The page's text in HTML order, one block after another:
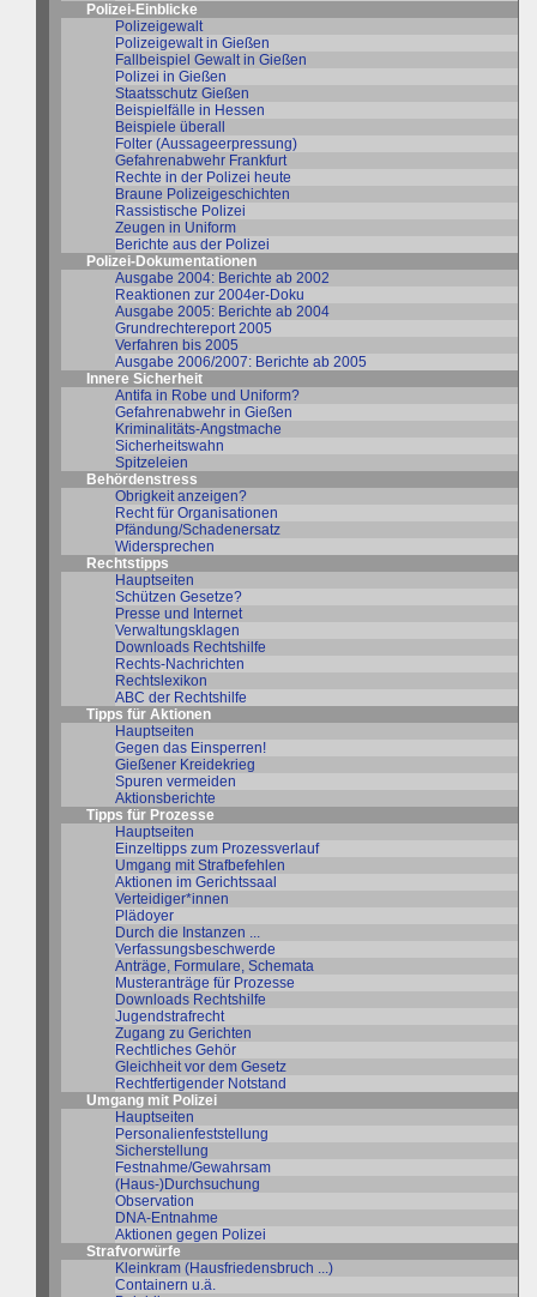
Polizei-Einblicke
Polizeigewalt
Polizeigewalt in Gießen
Fallbeispiel Gewalt in Gießen
Polizei in Gießen
Staatsschutz Gießen
Beispielfälle in Hessen
Beispiele überall
Folter (Aussageerpressung)
Gefahrenabwehr Frankfurt
Rechte in der Polizei heute
Braune Polizeigeschichten
Rassistische Polizei
Zeugen in Uniform
Berichte aus der Polizei
Polizei-Dokumentationen
Ausgabe 2004: Berichte ab 2002
Reaktionen zur 2004er-Doku
Ausgabe 2005: Berichte ab 2004
Grundrechtereport 2005
Verfahren bis 2005
Ausgabe 2006/2007: Berichte ab 2005
Innere Sicherheit
Antifa in Robe und Uniform?
Gefahrenabwehr in Gießen
Kriminalitäts-Angstmache
Sicherheitswahn
Spitzeleien
Behördenstress
Obrigkeit anzeigen?
Recht für Organisationen
Pfändung/Schadenersatz
Widersprechen
Rechtstipps
Hauptseiten
Schützen Gesetze?
Presse und Internet
Verwaltungsklagen
Downloads Rechtshilfe
Rechts-Nachrichten
Rechtslexikon
ABC der Rechtshilfe
Tipps für Aktionen
Hauptseiten
Gegen das Einsperren!
Gießener Kreidekrieg
Spuren vermeiden
Aktionsberichte
Tipps für Prozesse
Hauptseiten
Einzeltipps zum Prozessverlauf
Umgang mit Strafbefehlen
Aktionen im Gerichtssaal
Verteidiger*innen
Plädoyer
Durch die Instanzen ...
Verfassungsbeschwerde
Anträge, Formulare, Schemata
Musteranträge für Prozesse
Downloads Rechtshilfe
Jugendstrafrecht
Zugang zu Gerichten
Rechtliches Gehör
Gleichheit vor dem Gesetz
Rechtfertigender Notstand
Umgang mit Polizei
Hauptseiten
Personalienfeststellung
Sicherstellung
Festnahme/Gewahrsam
(Haus-)Durchsuchung
Observation
DNA-Entnahme
Aktionen gegen Polizei
Strafvorwürfe
Kleinkram (Hausfriedensbruch ...)
Containern u.ä.